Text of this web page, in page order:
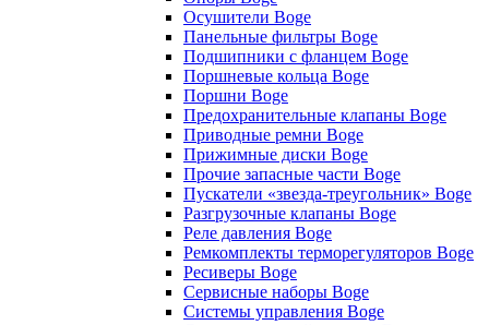
Осушители Boge
Панельные фильтры Boge
Подшипники с фланцем Boge
Поршневые кольца Boge
Поршни Boge
Предохранительные клапаны Boge
Приводные ремни Boge
Прижимные диски Boge
Прочие запасные части Boge
Пускатели «звезда-треугольник» Boge
Разгрузочные клапаны Boge
Реле давления Boge
Ремкомплекты терморегуляторов Boge
Ресиверы Boge
Сервисные наборы Boge
Системы управления Boge